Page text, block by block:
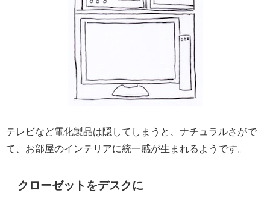
テレビなど電化製品は隠してしまうと、ナチュラルさがで
て、お部屋のインテリアに統一感が生まれるようです。
クローゼットをデスクに